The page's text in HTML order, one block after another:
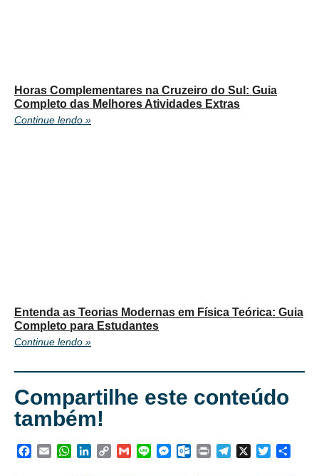
Horas Complementares na Cruzeiro do Sul: Guia
Completo das Melhores Atividades Extras
Continue lendo »
Entenda as Teorias Modernas em Física Teórica: Guia
Completo para Estudantes
Continue lendo »
Compartilhe este conteúdo
também!
Facebook
EmailWhatsApp
LinkedIn
Copy GmailLine Messenger
Outlook.com
Print Telegram Twitter